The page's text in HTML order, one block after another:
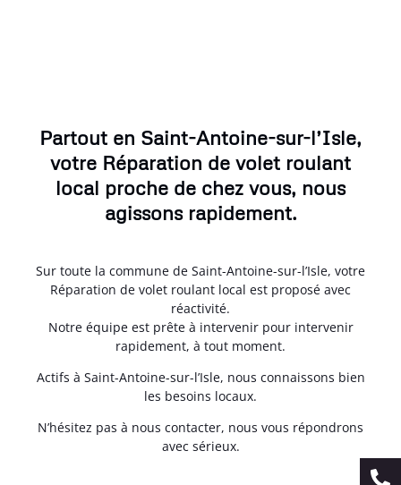
Partout en Saint-Antoine-sur-l’Isle,
votre Réparation de volet roulant
local proche de chez vous, nous
agissons rapidement.
Sur toute la commune de Saint-Antoine-sur-l’Isle, votre
Réparation de volet roulant local est proposé avec
réactivité.
Notre équipe est prête à intervenir pour intervenir
rapidement, à tout moment.
Actifs à Saint-Antoine-sur-l’Isle, nous connaissons bien
les besoins locaux.
N’hésitez pas à nous contacter, nous vous répondrons
avec sérieux.